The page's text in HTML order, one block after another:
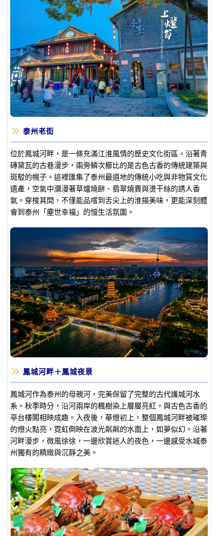
泰州老街
位於鳳城河畔，是一條充滿江淮風情的歷史文化街區。沿著青
磚黛瓦的古巷漫步，兩旁鱗次櫛比的是古色古香的傳統建築與
斑駁的幌子。這裡匯集了泰州最道地的傳統小吃與非物質文化
遺產，空氣中瀰漫著草爐燒餅、翡翠燒賣與燙干絲的誘人香
氣。穿梭其間，不僅能品嚐到舌尖上的淮揚美味，更能深刻體
會到泰州「塵世幸福」的慢生活氛圍。
鳳城河畔＋鳳城夜景
鳳城河作為泰州的母親河，完美保留了完整的古代護城河水
系。秋季時分，沿河兩岸的楓樹染上層層亮紅，與古色古香的
亭台樓閣相映成趣。入夜後，華燈初上，整個鳳城河畔被璀璨
的燈火點亮，霓虹倒映在波光粼粼的水面上，如夢似幻。沿著
河畔漫步，微風徐徐，一邊欣賞迷人的夜色，一邊感受水城泰
州獨有的精緻與沉靜之美。